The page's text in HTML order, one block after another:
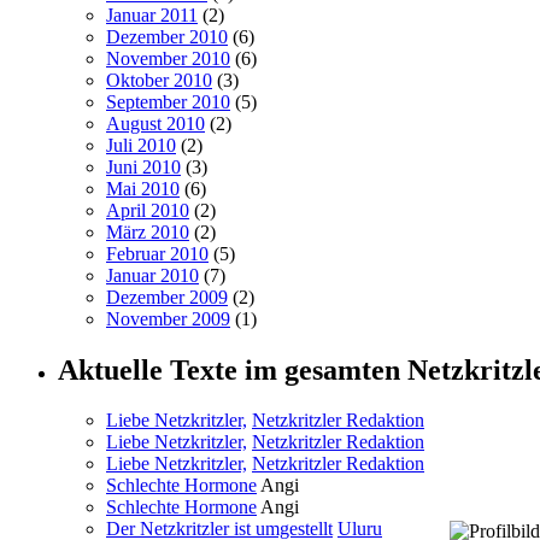
Januar 2011 (2)
Dezember 2010 (6)
November 2010 (6)
Oktober 2010 (3)
September 2010 (5)
August 2010 (2)
Juli 2010 (2)
Juni 2010 (3)
Mai 2010 (6)
April 2010 (2)
März 2010 (2)
Februar 2010 (5)
Januar 2010 (7)
Dezember 2009 (2)
November 2009 (1)
Aktuelle Texte im gesamten
Liebe Netzkritzler, Netzkritzler Redaktion
Liebe Netzkritzler, Netzkritzler Redaktion
Liebe Netzkritzler, Netzkritzler Redaktion
Schlechte HormoneAngi
Schlechte HormoneAngi
Der Netzkritzler ist umgestellt Uluru